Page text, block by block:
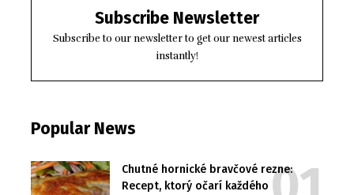
Subscribe Newsletter
Subscribe to our newsletter to get our newest articles
instantly!
Popular News
Chutné hornické bravčové rezne:
Recept, ktorý očarí každého